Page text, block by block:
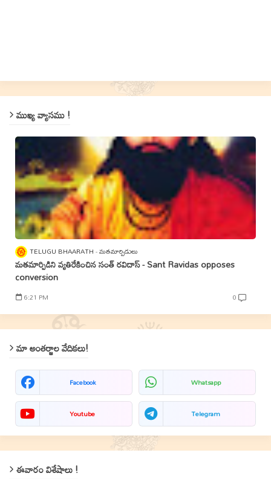
ముఖ్య వ్యాసము !
TELUGU BHAARATH మతమార్పిడులు
మతమార్పిడిని వ్యతిరేకించిన సంత్‌ రవిదాస్‌ - Sant Ravidas opposes
conversion
6:21 PM 0
మా అంతర్జాల వేదికలు!
Facebook Whatsapp
Youtube Telegram
ఈవారం విశేషాలు !